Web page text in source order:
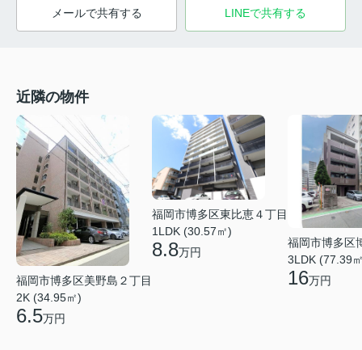
メールで共有する LINEで共有する
近隣の物件
福岡市博多区美野島２丁目
2K (34.95㎡)
6.5万円
福岡市博多区東比恵４丁目
1LDK (30.57㎡)
8.8万円
福岡市博多区
3LDK (77.39
16万円